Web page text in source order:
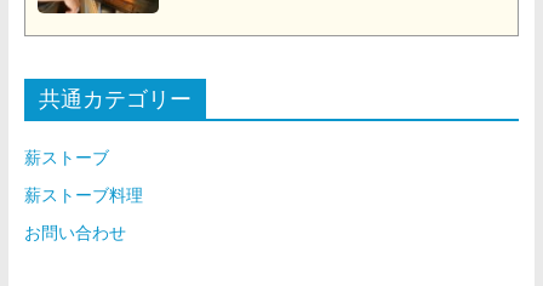
共通カテゴリー
薪ストーブ
薪ストーブ料理
お問い合わせ